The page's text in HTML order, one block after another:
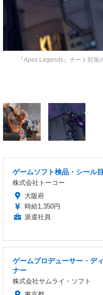
『Apex Legends』チート対
ゲームソフト検品・シール
株式会社トーコー
大阪府
時給1,350円
派遣社員
ゲームプロデューサー・デ
ナー
株式会社サムライ・ソフト